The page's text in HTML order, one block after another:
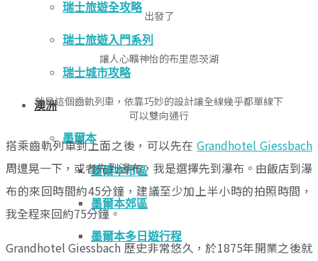
瑞士旅遊全攻略
瑞士旅遊入門系列
瑞士城市攻略
澳洲
墨爾本
墨爾本市區
墨爾本郊區
墨爾本多日遊行程
出發了
讓人心曠神怡的布里恩茨湖
就是這個齒軌列車，依靠巧妙的設計讓全線幾乎都單線下
可以雙向通行
搭乘齒軌列車到上面之後，可以先在Grandhotel Giessbach
周遭晃一下，或者先到瀑布，我是選擇先到瀑布。由飯店到瀑
布的來回時間約45分鐘，建議至少加上半小時的拍照時間，
我全程來回約75分鐘。
Grandhotel Giessbach 歷史非常悠久，於1875年開業之後就